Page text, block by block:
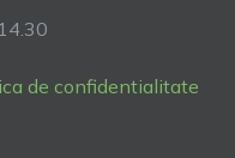
de confidentialitate